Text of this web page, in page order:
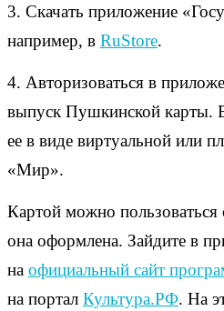
3. Скачать приложение
например, в RuStore.
4. Авторизоваться в
выпуск Пушкинской карты.
ее в виде виртуальной или
«Мир».
Картой можно пользоваться
она оформлена. Зайдите в
на официальный сайт
на портал Культура.РФ. На